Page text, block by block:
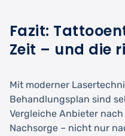
Fazit:
Zeit – und die
Mit moderner
Behandlungsplan sind
Vergleiche Anbieter
Nachsorge – nicht nur